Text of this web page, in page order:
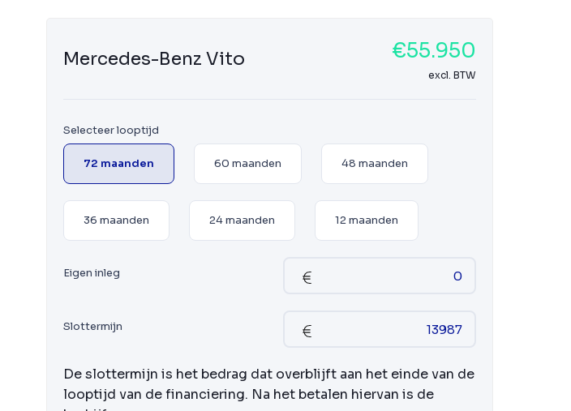
Mercedes-Benz Vito €55.950
excl. BTW
Selecteer looptijd
72 maanden 60 maanden 48 maanden
36 maanden 24 maanden 12 maanden
Eigen inleg
Slottermijn
De slottermijn is het bedrag dat overblijft aan het einde van de
looptijd van de financiering. Na het betalen hiervan is de